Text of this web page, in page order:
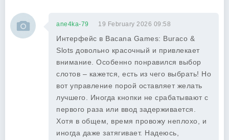
ane4ka-79 19 February 2026 09:58
Интерфейс в Bacana Games: Buraco &
Slots довольно красочный и привлекает
внимание. Особенно понравился выбор
слотов – кажется, есть из чего выбрать! Но
вот управление порой оставляет желать
лучшего. Иногда кнопки не срабатывают с
первого раза или ввод задерживается.
Хотя в общем, время провожу неплохо, и
иногда даже затягивает. Надеюсь,